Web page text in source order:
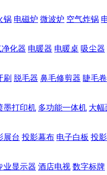
锅 电磁炉 微波炉 空气炸锅
化器 电暖器 电暖桌 吸尘器
刷 脱毛器 鼻毛修剪器 睫毛
墨打印机 多功能一体机 大幅
展台 投影幕布 电子白板 投
业显示器 酒店电视 数字标牌